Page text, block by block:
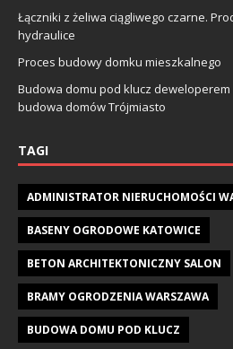
Łączniki z żeliwa ciągliwego czarne.
hydraulice
Proces budowy domku mieszkalnego
Budowa domu pod klucz
budowa domów Trójmiasto
TAGI
ADMINISTRATOR NIERUCHOMOŚCI
BASENY OGRODOWE KATOWICE
BETON ARCHITEKTONICZNY SALON
BRAMY OGRODZENIA WARSZAWA
BUDOWA DOMU POD KLUCZ